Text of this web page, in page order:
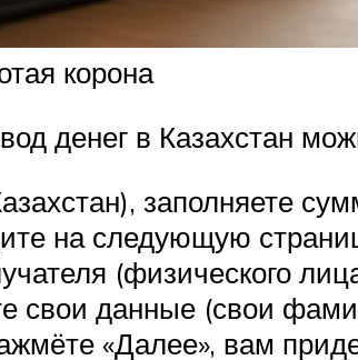
корона
денег в Казахстан
заполняете
на следующую
(физического
свои данные (свои
«Далее», вам